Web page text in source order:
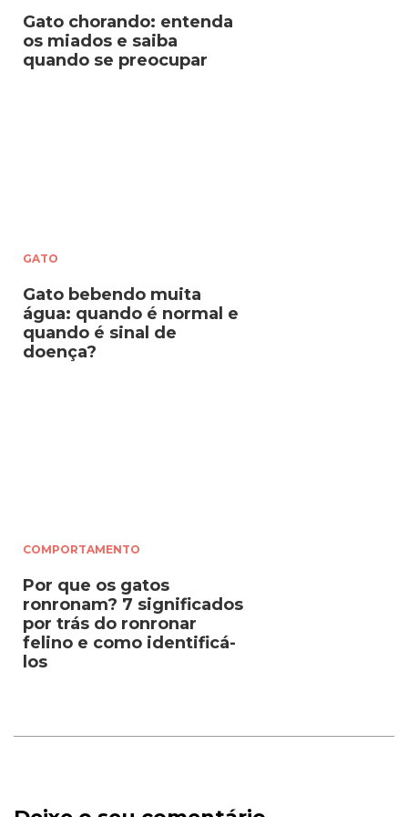
Gato chorando: entenda
os miados e saiba
quando se preocupar
GATO
Gato bebendo muita
água: quando é normal e
quando é sinal de
doença?
COMPORTAMENTO
Por que os gatos
ronronam? 7 significados
por trás do ronronar
felino e como identificá-
los